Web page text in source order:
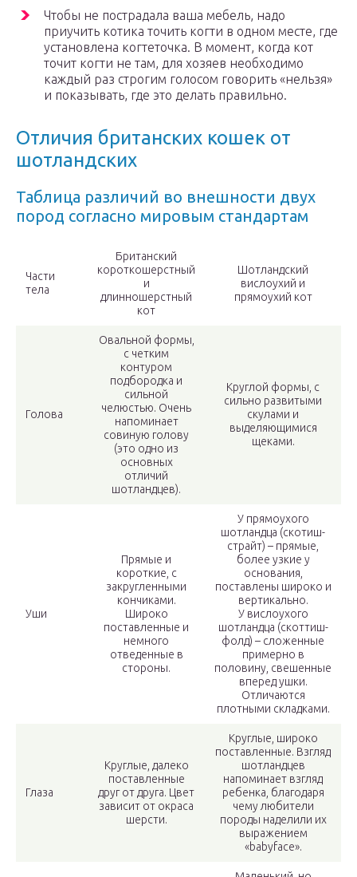
Чтобы не пострадала ваша мебель, надо
приучить котика точить когти в одном месте, где
установлена когтеточка. В момент, когда кот
точит когти не там, для хозяев необходимо
каждый раз строгим голосом говорить «нельзя»
и показывать, где это делать правильно.
Отличия британских кошек от
шотландских
Таблица различий во внешности двух
пород согласно мировым стандартам
Части
тела
Британский
короткошерстный
и
длинношерстный
кот
Шотландский
вислоухий и
прямоухий кот
Голова
Овальной формы,
с четким
контуром
подбородка и
сильной
челюстью. Очень
напоминает
совиную голову
(это одно из
основных
отличий
шотландцев).
Круглой формы, с
сильно развитыми
скулами и
выделяющимися
щеками.
Уши
Прямые и
короткие, с
закругленными
кончиками.
Широко
поставленные и
немного
отведенные в
стороны.
У прямоухого
шотландца (скотиш-
страйт) – прямые,
более узкие у
основания,
поставлены широко и
вертикально.
У вислоухого
шотландца (скоттиш-
фолд) – сложенные
примерно в
половину, свешенные
вперед ушки.
Отличаются
плотными складками.
Глаза
Круглые, далеко
поставленные
друг от друга. Цвет
зависит от окраса
шерсти.
Круглые, широко
поставленные. Взгляд
шотландцев
напоминает взгляд
ребенка, благодаря
чему любители
породы наделили их
выражением
«babyface».